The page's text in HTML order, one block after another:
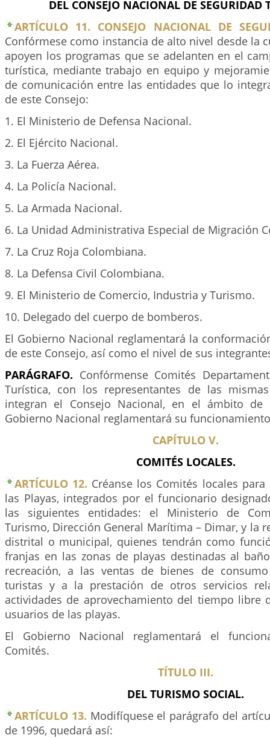
DEL CONSEJO NACIONAL DE SEGURIDAD
ARTÍCULO 11. CONSEJO NACIONAL DE
Confórmese como instancia de alto nivel desde la
apoyen los programas que se adelanten en el
turística, mediante trabajo en equipo y
de comunicación entre las entidades que lo
de este Consejo:
1. El Ministerio de Defensa Nacional.
2. El Ejército Nacional.
3. La Fuerza Aérea.
4. La Policía Nacional.
5. La Armada Nacional.
6. La Unidad Administrativa Especial de Migración
7. La Cruz Roja Colombiana.
8. La Defensa Civil Colombiana.
9. El Ministerio de Comercio, Industria y Turismo.
10. Delegado del cuerpo de bomberos.
El Gobierno Nacional reglamentará la
de este Consejo, así como el nivel de sus
PARÁGRAFO. Confórmense Comités
Turística, con los representantes de las
integran el Consejo Nacional, en el ámbito de
Gobierno Nacional reglamentará su
CAPÍTULO V.
COMITÉS LOCALES.
ARTÍCULO 12. Créanse los Comités locales
las Playas, integrados por el funcionario
las siguientes entidades: el Ministerio de
Turismo, Dirección General Marítima – Dimar, y la
distrital o municipal, quienes tendrán como
franjas en las zonas de playas destinadas al
recreación, a las ventas de bienes de
turistas y a la prestación de otros servicios
actividades de aprovechamiento del tiempo libre
usuarios de las playas.
El Gobierno Nacional reglamentará el
Comités.
TÍTULO III.
DEL TURISMO SOCIAL.
ARTÍCULO 13. Modifíquese el parágrafo del
de 1996, quedará así: